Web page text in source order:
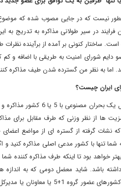
نیست که در جایی مصوب شده که
در سیر طولانی مذاکره به تدریج
ساختار کنونی بر آمده از برآینده
پیشینه نیست و موارد دیگری هم 5 عضو دایم شورای امنیت به
اما به نظر من گسترده شدن طیف مذاکره
ایران چیست؟
اینکه جمهوری اسلامی ایران بخواهد
از نظر وزنی که طرف مقابل برای
نشات گرفته از گستره ای از مواضع
تنها با کشور مدعی اصلی مذاکره کنید
خواهد بود تا اینکه طرف مذاکره کننده
باشد. شاید معضل دومی که به اندازه
عضور گروه 5+1 یا معاونان یا